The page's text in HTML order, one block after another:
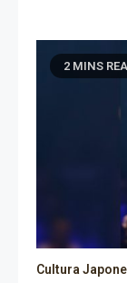
2 MINS
Cultura